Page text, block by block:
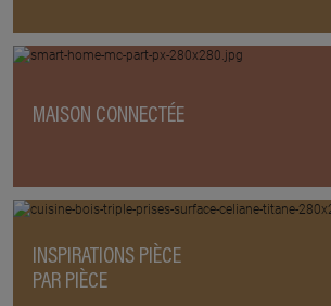
MAISON CONNECTÉE
INSPIRATIONS PIÈCE
PAR PIÈCE